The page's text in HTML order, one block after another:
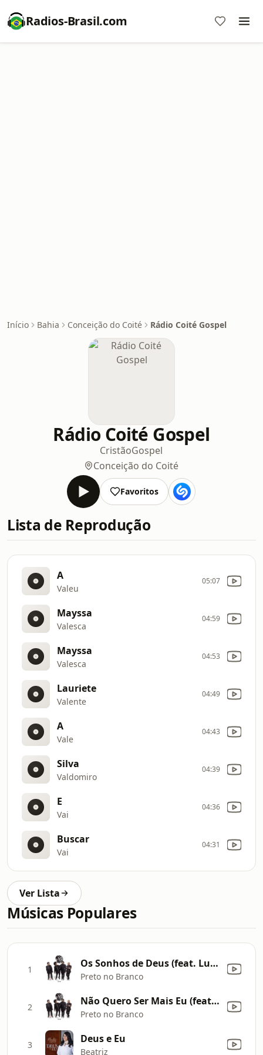
Radios-Brasil.com
Início Bahia Conceição do Coité Rádio Coité Gospel
Rádio Coité Gospel
CristãoGospel
Conceição do Coité
Favoritos
Lista de Reprodução
A
Valeu
05:07
Mayssa
Valesca
04:59
Mayssa
Valesca
04:53
Lauriete
Valente
04:49
A
Vale
04:43
Silva
Valdomiro
04:39
E
Vai
04:36
Buscar
Vai
04:31
Ver Lista
Músicas Populares
1 Os Sonhos de Deus (feat. Lukão Carvalho & Eli Soares)
Preto no Branco
2 Não Quero Ser Mais Eu (feat. Eli Soares)
Preto no Branco
3 Deus e Eu
Beatriz